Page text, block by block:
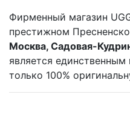
Фирменный магазин
престижном
Москва, Садовая-
является
только 100%